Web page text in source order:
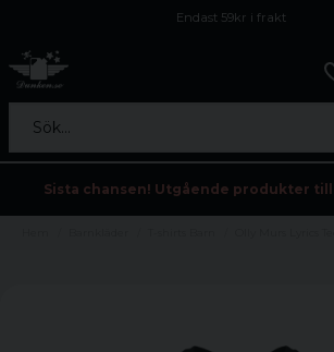
Endast 59kr i frakt
Sök...
Sista chansen! Utgående produkter